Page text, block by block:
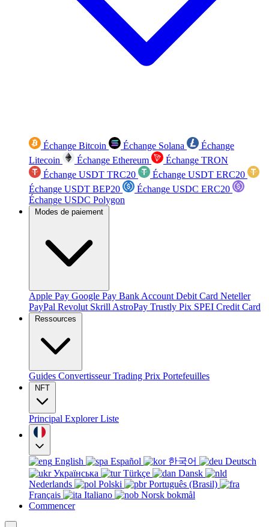
Échange Bitcoin Échange Solana
Échange
Litecoin
Échange Ethereum
Échange TRON
Échange USDT TRC20
Échange USDT ERC20
Échange USDT BEP20
Échange USDC ERC20
Échange USDC Polygon
Modes de paiement
Apple Pay Google Pay Bank Account Debit Card Neteller
PayPal Revolut Skrill AstroPay Trustly Pix SPEI Credit Card
Ressources
Guides ConvertisseurTrading Prix Portefeuilles
NFT
Principal ExplorerListe
English Español 한국어
Deutsch
Українська
Türkçe
Dansk
Nederlands
Polski
Português (Brasil)
Français
Italiano
Norsk bokmål
Commencer